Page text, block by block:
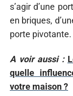
s’agir d’une
en briques,
porte pivotante.
A voir aussi :
quelle
votre maison ?